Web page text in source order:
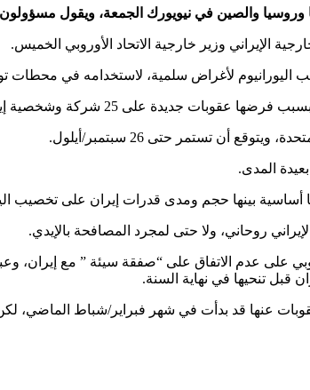
وروسيا والصين في نيويورك الجمعة، ويقول
الإيراني وزير خارجية الاتحاد الأوروبي الخميس.
اليورانيوم لأغراض سلمية، لاستخدامه في محطات
جديدة على 25 شركة وشخصية إيرانية.
أن تستمر حتى 26 سبتمبر/أيلول.
المدى.
بينها حجم ومدى قدرات إيران على تخصيب
روحاني، ولا حتى لمجرد المصافحة بالإيدي.
على عدم الاتفاق على “صفقة سيئة ” مع
قبل تنحيها في نهاية السنة.
عنها قد بدأت في شهر فبراير/شباط الماضي،